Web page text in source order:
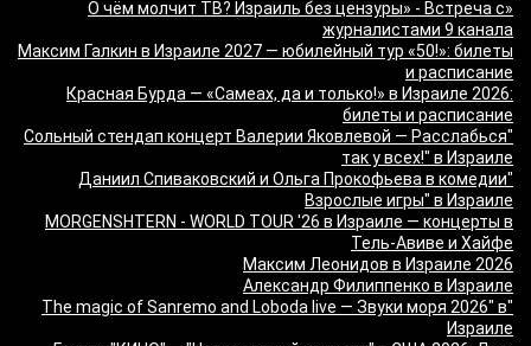
«О чём молчит ТВ? Израиль без цензуры» - Встреча с
журналистами 9 канала
Максим Галкин в Израиле 2027 — юбилейный тур «50!»: билеты
и расписание
Красная Бурда — «Самеах, да и только!» в Израиле 2026:
билеты и расписание
"Сольный стендап концерт Валерии Яковлевой — Расслабься
так у всех!" в Израиле
"Даниил Спиваковский и Ольга Прокофьева в комедии
Взрослые игры" в Израиле
MORGENSHTERN - WORLD TOUR '26 в Израиле — концерты в
Тель-Авиве и Хайфе
Максим Леонидов в Израиле 2026
Александр Филиппенко в Израиле
"The magic of Sanremo and Loboda live — Звуки моря 2026" в
Израиле